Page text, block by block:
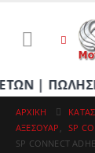
ΑΡΧΙΚΉ
ΑΞΕΣΟΥΑΡ ,
SP
SP CONNECT